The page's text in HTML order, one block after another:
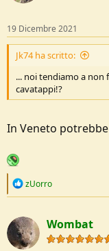
19 Dicembre 2021
Jk74 ha scritto:
... noi tendiamo a non
cavatappi!?
In Veneto
R
c
t
i
zUorro
Wombat